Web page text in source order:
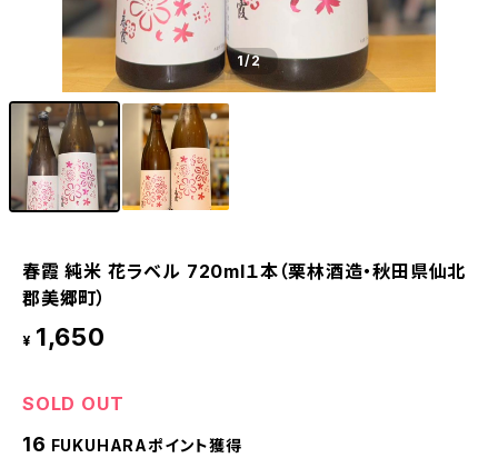
1/2
春霞 純米 花ラベル 720ml１本（栗林酒造・秋田県仙北
郡美郷町）
¥ 1,650
SOLD OUT
16 FUKUHARAポイント獲得